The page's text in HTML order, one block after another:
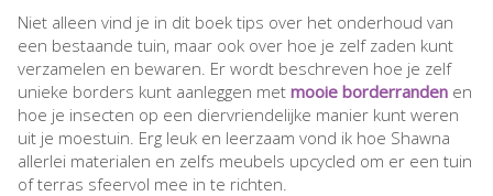
Niet alleen vind je in dit boek tips over het onderhoud van
een bestaande tuin, maar ook over hoe je zelf zaden kunt
verzamelen en bewaren. Er wordt beschreven hoe je zelf
unieke borders kunt aanleggen met mooie borderranden en
hoe je insecten op een diervriendelijke manier kunt weren
uit je moestuin. Erg leuk en leerzaam vond ik hoe Shawna
allerlei materialen en zelfs meubels upcycled om er een tuin
of terras sfeervol mee in te richten.